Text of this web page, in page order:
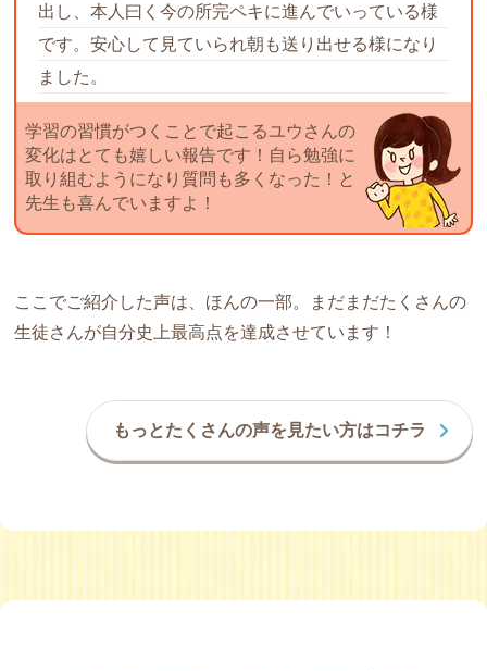
出し、本人曰く今の所完ペキに進んでいっている様
です。安心して見ていられ朝も送り出せる様になり
ました。
学習の習慣がつくことで起こるユウさんの
変化はとても嬉しい報告です！自ら勉強に
取り組むようになり質問も多くなった！と
先生も喜んでいますよ！
ここでご紹介した声は、ほんの一部。まだまだたくさんの
生徒さんが自分史上最高点を達成させています！
もっとたくさんの声を見たい方はコチラ